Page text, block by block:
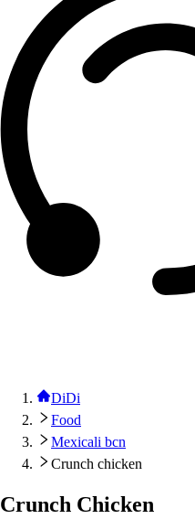
DiDi
Food
Mexicali bcn
Crunch chicken
Crunch Chicken